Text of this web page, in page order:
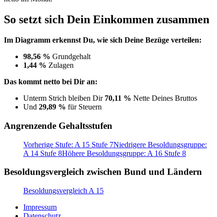
So setzt sich Dein Einkommen zusammen
Im Diagramm erkennst Du, wie sich Deine Bezüge verteilen:
98,56 % Grundgehalt
1,44 % Zulagen
Das kommt netto bei Dir an:
Unterm Strich bleiben Dir 70,11 % Nette Deines Bruttos
Und 29,89 % für Steuern
Angrenzende Gehaltsstufen
Vorherige Stufe: A 15 Stufe 7Niedrigere Besoldungsgruppe:
A 14 Stufe 8Höhere Besoldungsgruppe: A 16 Stufe 8
Besoldungsvergleich zwischen Bund und Ländern
Besoldungsvergleich A 15
Impressum